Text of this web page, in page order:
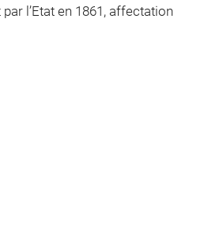
l’Etat en 1861, affectation